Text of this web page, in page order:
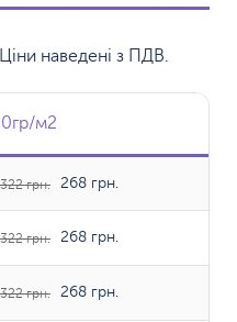
наведені з ПДВ.
м2
350гр/м2
322 грн. 268 грн.
322 грн. 268 грн.
322 грн. 268 грн.